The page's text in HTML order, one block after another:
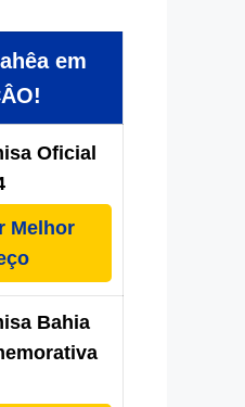
em
Oficial
Melhor
Bahia